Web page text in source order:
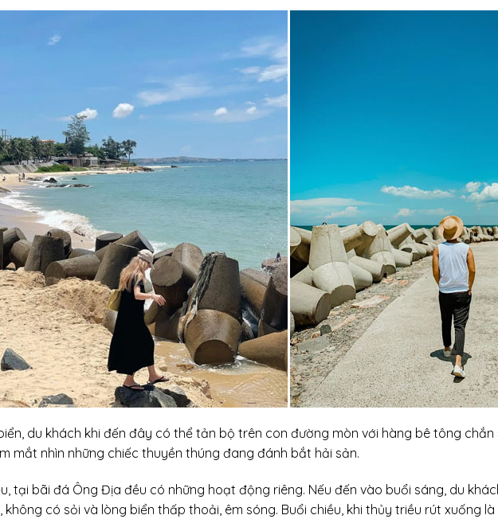
du khách khi đến đây có thể tản bộ trên con đường mòn với hàng bê tông
mắt nhìn những chiếc thuyền thúng đang đánh bắt hải sản.
tại bãi đá Ông Địa đều có những hoạt động riêng. Nếu đến vào buổi sáng, du
có sỏi và lòng biển thấp thoải, êm sóng. Buổi chiều, khi thủy triều rút xuống